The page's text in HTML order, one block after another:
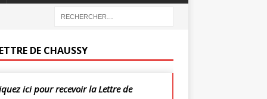
DE CHAUSSY
ici pour recevoir la Lettre de